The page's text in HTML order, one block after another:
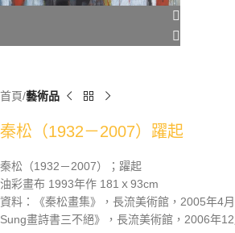
首頁 藝術品
秦松（1932－2007）躍起
秦松（1932－2007）；躍起
油彩畫布 1993年作 181ｘ93cm
資料：《秦松畫集》，長流美術館，2005年4
Sung畫詩書三不絕》，長流美術館，2006年12